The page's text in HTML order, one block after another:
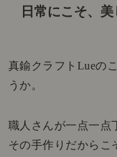
日常にこそ、
真鍮クラフトLueの
うか。
職人さんが一点一点
その手作りだからこ